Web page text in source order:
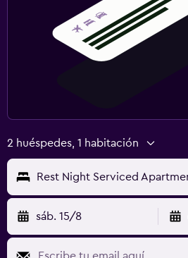
2 huéspedes, 1 habitación
Rest Night Serviced
sáb. 15/8